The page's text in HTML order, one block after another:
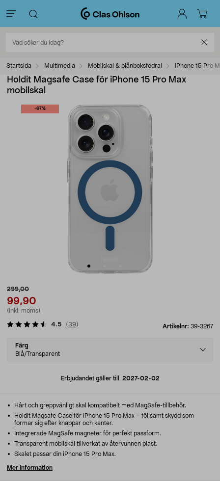
Startsida Multimedia Mobilskal & plånboksfodral iPhone 15 Pro
Holdit Magsafe Case för iPhone 15 Pro Max
mobilskal
-67%
299,00
99,90
(inkl. moms)
Artikelnr: 39-3267
4.5 (39)
Select
variant
Färg
Blå/Transparent
Erbjudandet gäller till 2027-02-02
Hårt och greppvänligt skal kompatibelt med MagSafe-tillbehör.
Holdit Magsafe Case för iPhone 15 Pro Max – följsamt skydd som
formar sig efter knappar och kanter.
Integrerade MagSafe magneter för perfekt passform.
Transparent mobilskal tillverkat av återvunnen plast.
Skalet passar din iPhone 15 Pro Max.
Mer information